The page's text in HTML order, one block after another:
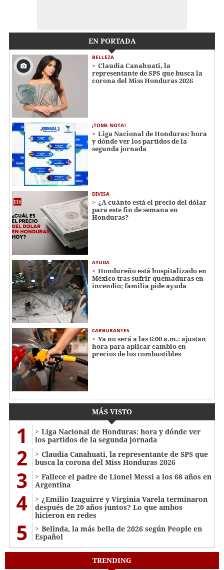
EN PORTADA
BELLEZA
Claudia Canahuati, la
representante de SPS que busca la
corona del Miss Honduras 2026
¡TOME NOTA!
Liga Nacional de Honduras: hora
y dónde ver los partidos de la
segunda jornada
DIVISA
¿A cuánto está el precio del dólar
para este fin de semana en
Honduras?
AYUDA
Hondureño está hospitalizado en
México tras sufrir quemaduras en
incendio; familia pide ayuda
CARBURANTES
Ya no será a las 6:00 a.m.: ajustan
hora para aplicar cambio en
precios de los combustibles
MÁS VISTO
1
Liga Nacional de Honduras: hora y dónde ver
los partidos de la segunda jornada
2
Claudia Canahuati, la representante de SPS que
busca la corona del Miss Honduras 2026
3
Fallece el padre de Lionel Messi a los 68 años en
Argentina
4
¿Emilio Izaguirre y Virginia Varela terminaron
después de 20 años juntos? Lo que ambos
hicieron en redes
5
Belinda, la más bella de 2026 según People en
Español
TRENDING